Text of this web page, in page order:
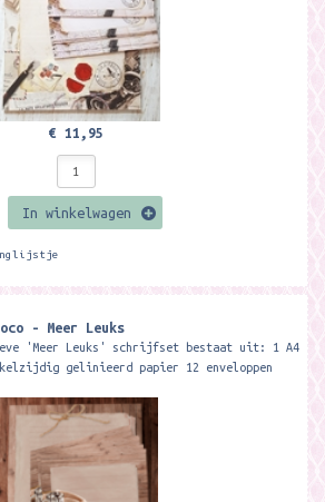
€ 11,95
In winkelwagen
- Meer Leuks
'Meer Leuks' schrijfset bestaat uit: 1 A4
gelinieerd papier 12 enveloppen